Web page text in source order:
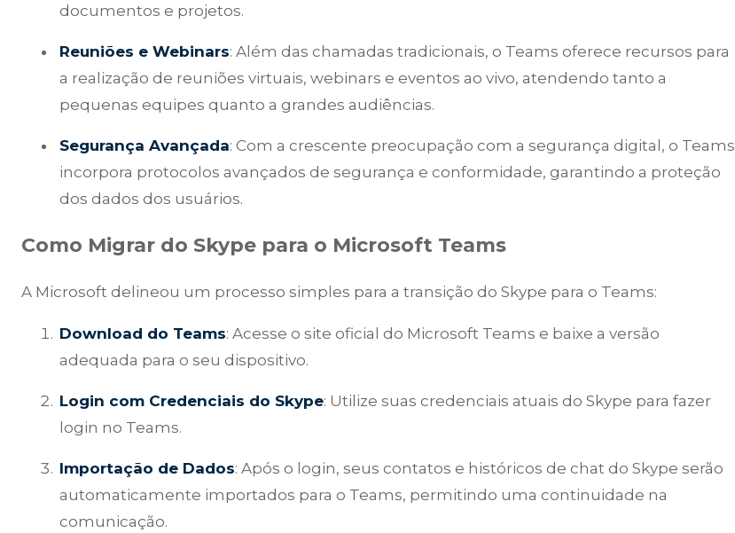
documentos e projetos.
Reuniões e Webinars: Além das chamadas tradicionais, o Teams oferece recursos para
a realização de reuniões virtuais, webinars e eventos ao vivo, atendendo tanto a
pequenas equipes quanto a grandes audiências.
Segurança Avançada: Com a crescente preocupação com a segurança digital, o Teams
incorpora protocolos avançados de segurança e conformidade, garantindo a proteção
dos dados dos usuários.
Como Migrar do Skype para o Microsoft Teams
A Microsoft delineou um processo simples para a transição do Skype para o Teams:
Download do Teams: Acesse o site oficial do Microsoft Teams e baixe a versão
adequada para o seu dispositivo.
Login com Credenciais do Skype: Utilize suas credenciais atuais do Skype para fazer
login no Teams.
Importação de Dados: Após o login, seus contatos e históricos de chat do Skype serão
automaticamente importados para o Teams, permitindo uma continuidade na
comunicação.